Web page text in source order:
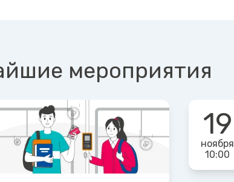
мероприятия
19
ноября
10:00